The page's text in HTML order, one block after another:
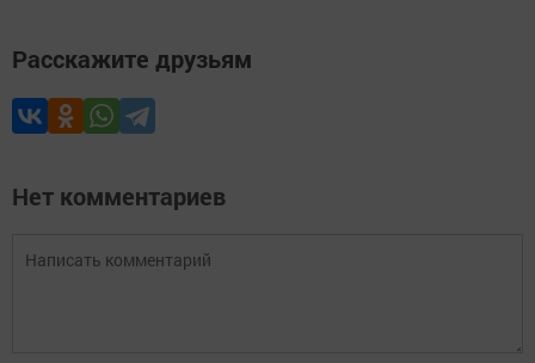
Расскажите друзьям
Нет комментариев